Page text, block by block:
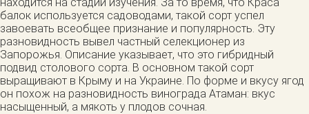
балок используется садоводами, такой сорт успел
завоевать всеобщее признание и популярность. Эту
разновидность вывел частный селекционер из
Запорожья. Описание указывает, что это гибридный
подвид столового сорта. В основном такой сорт
выращивают в Крыму и на Украине. По форме и вкусу ягод
он похож на разновидность винограда Атаман: вкус
насыщенный, а мякоть у плодов сочная.